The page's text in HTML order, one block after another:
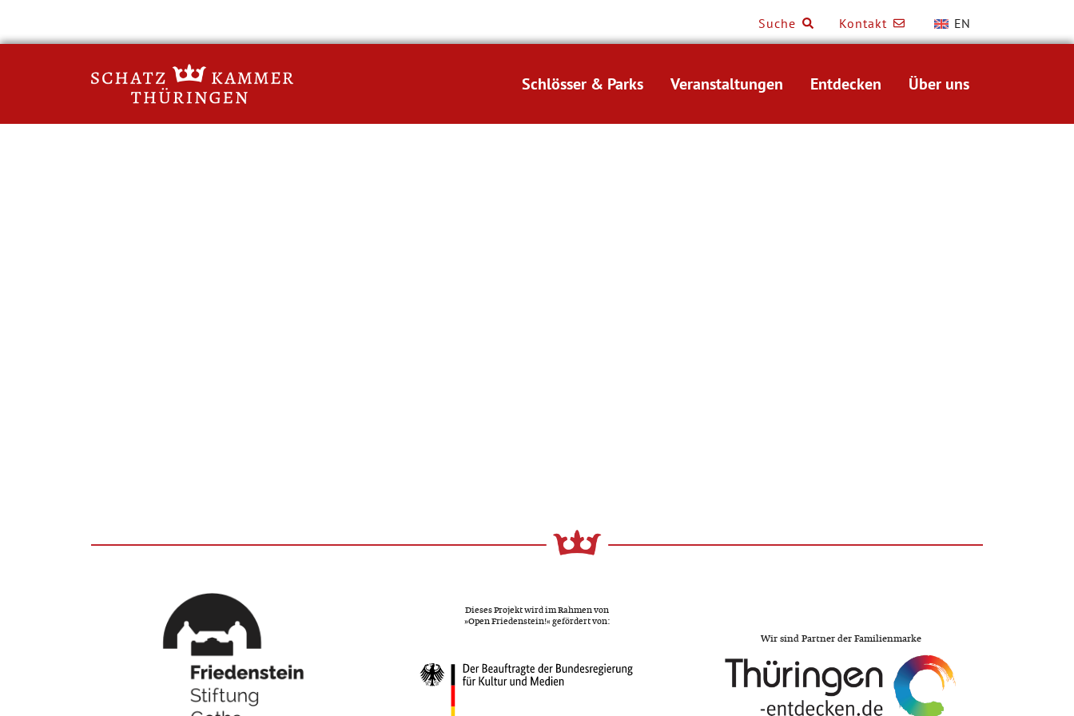
Suche Kontakt EN
Schlösser & Parks Veranstaltungen Entdecken Über uns
Dieses Projekt wird im Rahmen von
»Open Friedenstein!« gefördert von:
Wir sind Partner der Familienmarke